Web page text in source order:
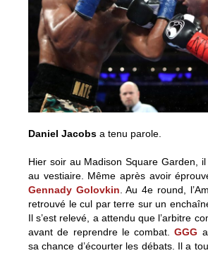
Daniel Jacobs a tenu parole.
Hier soir au Madison Square Garden,
au vestiaire. Même après avoir
Gennady Golovkin. Au 4e round,
retrouvé le cul par terre sur un
Il s’est relevé, a attendu que l’arbitre
avant de reprendre le combat.GGG
sa chance d’écourter les débats. Il a